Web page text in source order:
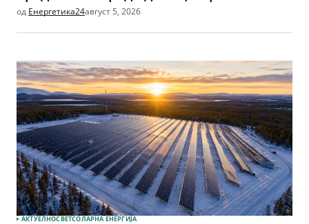
од Енергетика24август 5, 2026
АКТУЕЛНОСВЕТСОЛАРНА EНЕРГИЈА